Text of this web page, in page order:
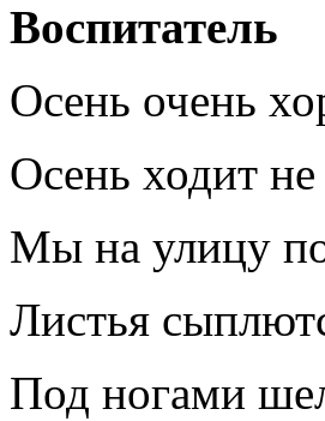
Воспитатель
Осень очень
Осень ходит
Мы на улицу
Листья
Под ногами